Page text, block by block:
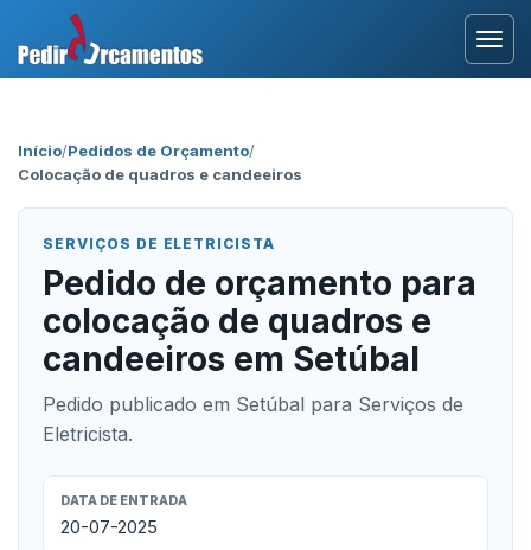
Início/Pedidos de Orçamento/
Colocação de quadros e candeeiros
SERVIÇOS DE ELETRICISTA
Pedido de orçamento para
colocação de quadros e
candeeiros em Setúbal
Pedido publicado em Setúbal para Serviços de
Eletricista.
DATA DE ENTRADA
20-07-2025
Área Profissional
Como Funciona?
Testemunhos